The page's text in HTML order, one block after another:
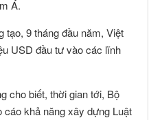
Á.
tạo, 9 tháng đầu năm, Việt
USD đầu tư vào các lĩnh
cho biết, thời gian tới, Bộ
khả năng xây dựng Luật